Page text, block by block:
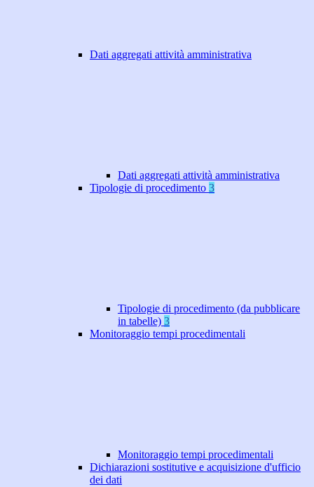
Dati aggregati attività amministrativa
Dati aggregati attività amministrativa
Tipologie di procedimento 3
Tipologie di procedimento (da pubblicare
in tabelle) 3
Monitoraggio tempi procedimentali
Monitoraggio tempi procedimentali
Dichiarazioni sostitutive e acquisizione d'ufficio
dei dati